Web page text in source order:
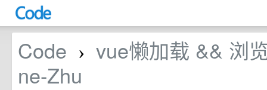
Code › vue懒加载 && 浏
ne-Zhu